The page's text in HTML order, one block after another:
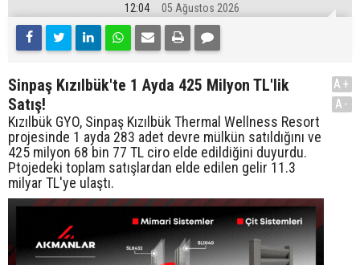
12:04 05 Ağustos 2026
Sinpaş Kızılbük'te 1 Ayda 425 Milyon TL'lik
Satış!
Kızılbük GYO, Sinpaş Kızılbük Thermal Wellness Resort
projesinde 1 ayda 283 adet devre mülkün satıldığını ve
425 milyon 68 bin 77 TL ciro elde edildiğini duyurdu.
Ptojedeki toplam satışlardan elde edilen gelir 11.3
milyar TL'ye ulaştı.
A+
A-